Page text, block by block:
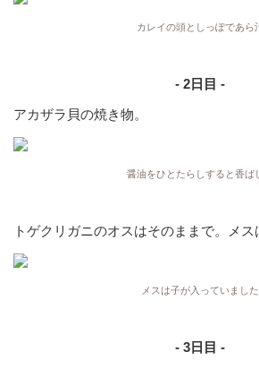
カレイの頭としっぽであら
- 2日目 -
アカザラ貝の焼き物。
醤油をひとたらしすると香ば
トゲクリガニのオスはそのままで。メス
メスは子が入っていました
- 3日目 -